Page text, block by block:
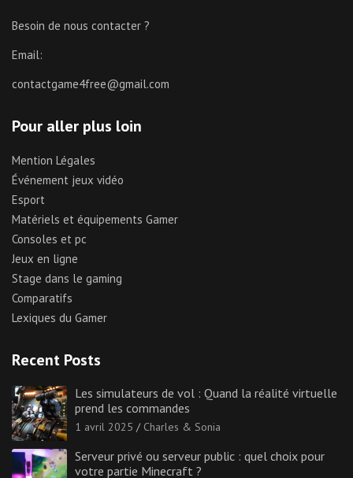
Besoin de nous contacter ?
Email:
contactgame4free@gmail.com
Pour aller plus loin
Mention Légales
Événement jeux vidéo
Esport
Matériels et équipements Gamer
Consoles et pc
Jeux en ligne
Stage dans le gaming
Comparatifs
Lexiques du Gamer
Recent Posts
Les simulateurs de vol : Quand la réalité virtuelle
prend les commandes
1 avril 2025 Charles & Sonia
Serveur privé ou serveur public : quel choix pour
votre partie Minecraft ?